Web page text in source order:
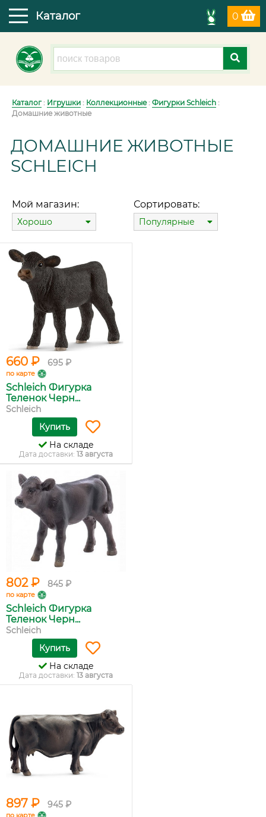
0
Каталог
Каталог: Игрушки : Коллекционные: Фигурки Schleich :
Домашние животные
ДОМАШНИЕ ЖИВОТНЫЕ
SCHLEICH
Мой магазин:
Хорошо
Сортировать:
Популярные
660 ₽ 695 ₽
по карте
Schleich Фигурка
Теленок Черн...
Schleich
Купить
На складе
Дата доставки: 13 августа
802 ₽ 845 ₽
по карте
Schleich Фигурка
Теленок Черн...
Schleich
Купить
На складе
Дата доставки: 13 августа
897 ₽ 945 ₽
по карте